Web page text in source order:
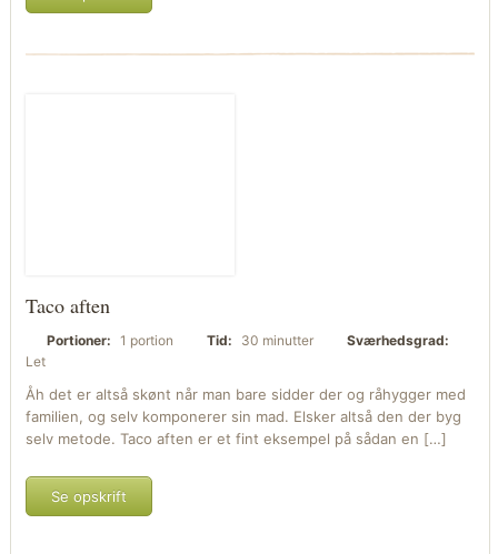
Taco aften
Portioner: 1 portion Tid: 30 minutter
Sværhedsgrad:
Let
Åh det er altså skønt når man bare sidder der og råhygger med
familien, og selv komponerer sin mad. Elsker altså den der byg
selv metode. Taco aften er et fint eksempel på sådan en […]
Se opskrift